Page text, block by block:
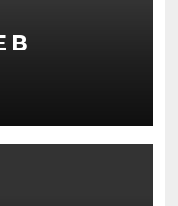
В
ОТ 4
В КИНАТА